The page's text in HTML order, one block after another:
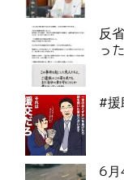
反
っ
#援
6月